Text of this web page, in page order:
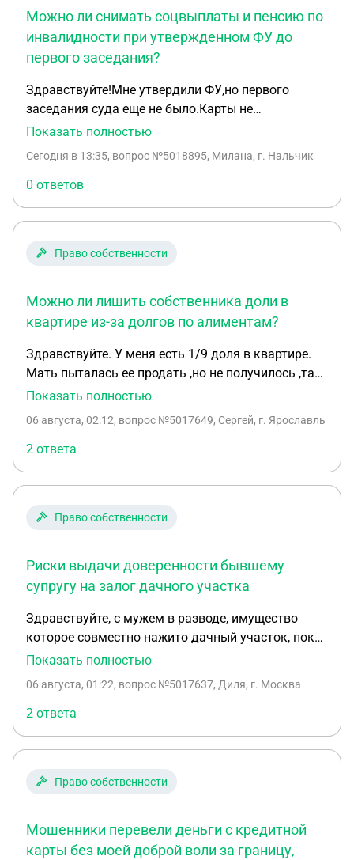
Можно ли снимать соцвыплаты и пенсию по
инвалидности при утвержденном ФУ до
первого заседания?
Здравствуйте!Мне утвердили ФУ,но первого
заседания суда еще не было.Карты не
заблокированы.Блокировка счета будет только
медработник получают соц выплаты и соц
пенсию по инвалидности.Могу ли я их снять не
уведомляя ФУ,если карта еще активна?
Показать полностью
Сегодня в 13:35, вопрос №5018895, Милана, г. Нальчик
0 ответов
Право собственности
Можно ли лишить собственника доли в
квартире из-за долгов по алиментам?
Здравствуйте. У меня есть 1/9 доля в квартире.
Мать пыталась ее продать ,но не получилось ,так
как обременения на мою долю из за долгов по
доли. Это разве вообще возможно? По закону ?
Квартира куплена на мат капитал
Показать полностью
06 августа, 02:12, вопрос №5017649, Сергей, г. Ярославль
2 ответа
Право собственности
Риски выдачи доверенности бывшему
супругу на залог дачного участка
Здравствуйте, с мужем в разводе, имущество
которое совместно нажито дачный участок, пока
не делили официально, просит сделать
залог участка. Какой у меня риск ? Я могу
потерять и он продаст без меня или только как и
говорит что только чтоб банк одобрил кредит?
Показать полностью
06 августа, 01:22, вопрос №5017637, Диля, г. Москва
2 ответа
Право собственности
Мошенники перевели деньги с кредитной
карты без моей доброй воли за границу,